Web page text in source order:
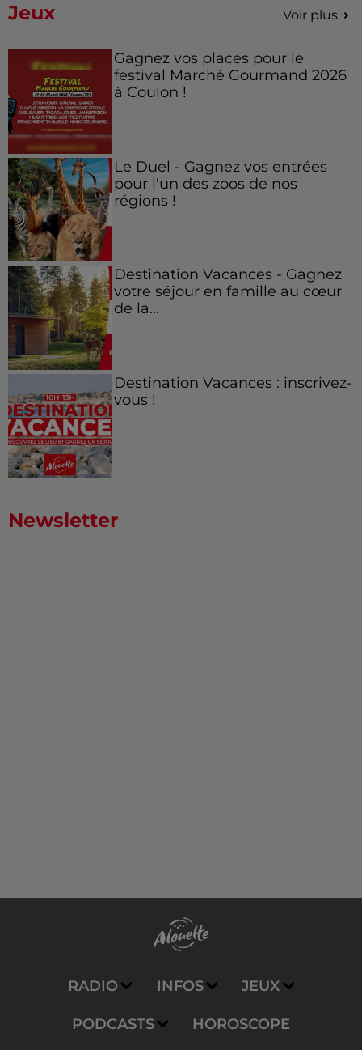
Jeux Voir plus
Gagnez vos places pour le
festival Marché Gourmand 2026
à Coulon !
Le Duel - Gagnez vos entrées
pour l'un des zoos de nos
régions !
Destination Vacances - Gagnez
votre séjour en famille au cœur
de la...
Destination Vacances : inscrivez-
vous !
Newsletter
RADIO INFOS JEUX
PODCASTS HOROSCOPE